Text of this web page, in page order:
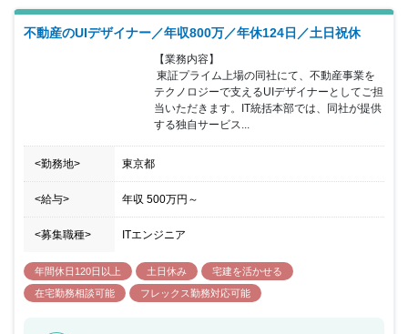
不動産のUIデザイナー／年収800万／年休124日／土日祝休
【業務内容】
テクノロジーで支えるUIデザイナーとしてご担
当いただきます。IT統括本部では、同社が提供
する独自サービス...
<勤務地> 東京都
<給与> 年収 500万円 ～
<募集職種> ITエンジニア
年間休日120日以上 土日休み
宅建を活かせる
在宅勤務相談可能
フレックス勤務対応可能